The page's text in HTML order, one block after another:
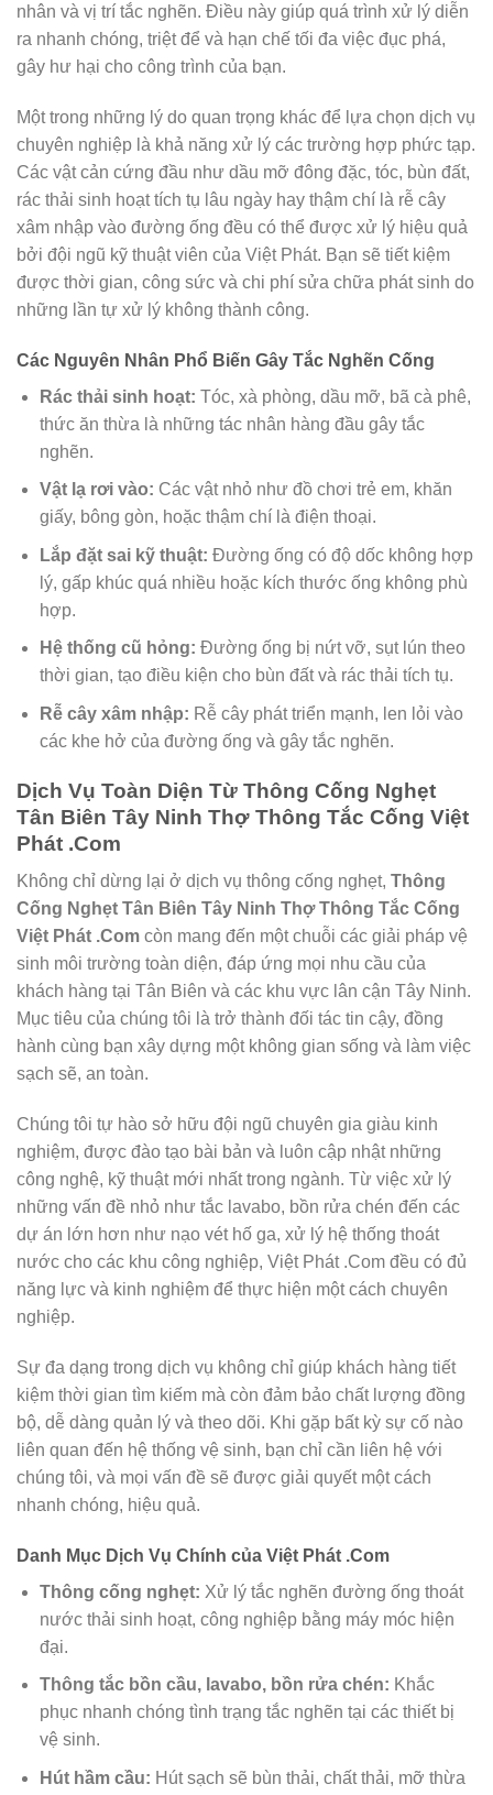
nhân và vị trí tắc nghẽn. Điều này giúp quá trình xử lý diễn
ra nhanh chóng, triệt để và hạn chế tối đa việc đục phá,
gây hư hại cho công trình của bạn.
Một trong những lý do quan trọng khác để lựa chọn dịch vụ
chuyên nghiệp là khả năng xử lý các trường hợp phức tạp.
Các vật cản cứng đầu như dầu mỡ đông đặc, tóc, bùn đất,
rác thải sinh hoạt tích tụ lâu ngày hay thậm chí là rễ cây
xâm nhập vào đường ống đều có thể được xử lý hiệu quả
bởi đội ngũ kỹ thuật viên của Việt Phát. Bạn sẽ tiết kiệm
được thời gian, công sức và chi phí sửa chữa phát sinh do
những lần tự xử lý không thành công.
Các Nguyên Nhân Phổ Biến Gây Tắc Nghẽn Cống
Rác thải sinh hoạt: Tóc, xà phòng, dầu mỡ, bã cà phê,
thức ăn thừa là những tác nhân hàng đầu gây tắc
nghẽn.
Vật lạ rơi vào: Các vật nhỏ như đồ chơi trẻ em, khăn
giấy, bông gòn, hoặc thậm chí là điện thoại.
Lắp đặt sai kỹ thuật: Đường ống có độ dốc không hợp
lý, gấp khúc quá nhiều hoặc kích thước ống không phù
hợp.
Hệ thống cũ hỏng: Đường ống bị nứt vỡ, sụt lún theo
thời gian, tạo điều kiện cho bùn đất và rác thải tích tụ.
Rễ cây xâm nhập: Rễ cây phát triển mạnh, len lỏi vào
các khe hở của đường ống và gây tắc nghẽn.
Dịch Vụ Toàn Diện Từ Thông Cống Nghẹt
Tân Biên Tây Ninh Thợ Thông Tắc Cống Việt
Phát .Com
Không chỉ dừng lại ở dịch vụ thông cống nghẹt, Thông
Cống Nghẹt Tân Biên Tây Ninh Thợ Thông Tắc Cống
Việt Phát .Com còn mang đến một chuỗi các giải pháp vệ
sinh môi trường toàn diện, đáp ứng mọi nhu cầu của
khách hàng tại Tân Biên và các khu vực lân cận Tây Ninh.
Mục tiêu của chúng tôi là trở thành đối tác tin cậy, đồng
hành cùng bạn xây dựng một không gian sống và làm việc
sạch sẽ, an toàn.
Chúng tôi tự hào sở hữu đội ngũ chuyên gia giàu kinh
nghiệm, được đào tạo bài bản và luôn cập nhật những
công nghệ, kỹ thuật mới nhất trong ngành. Từ việc xử lý
những vấn đề nhỏ như tắc lavabo, bồn rửa chén đến các
dự án lớn hơn như nạo vét hố ga, xử lý hệ thống thoát
nước cho các khu công nghiệp, Việt Phát .Com đều có đủ
năng lực và kinh nghiệm để thực hiện một cách chuyên
nghiệp.
Sự đa dạng trong dịch vụ không chỉ giúp khách hàng tiết
kiệm thời gian tìm kiếm mà còn đảm bảo chất lượng đồng
bộ, dễ dàng quản lý và theo dõi. Khi gặp bất kỳ sự cố nào
liên quan đến hệ thống vệ sinh, bạn chỉ cần liên hệ với
chúng tôi, và mọi vấn đề sẽ được giải quyết một cách
nhanh chóng, hiệu quả.
Danh Mục Dịch Vụ Chính của Việt Phát .Com
Thông cống nghẹt: Xử lý tắc nghẽn đường ống thoát
nước thải sinh hoạt, công nghiệp bằng máy móc hiện
đại.
Thông tắc bồn cầu, lavabo, bồn rửa chén: Khắc
phục nhanh chóng tình trạng tắc nghẽn tại các thiết bị
vệ sinh.
Hút hầm cầu: Hút sạch sẽ bùn thải, chất thải, mỡ thừa